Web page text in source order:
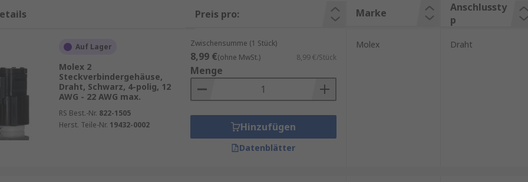
das Lösen der Kontakte und garantiert eine stabile elektrische Verbindung.
lassen sich die Kontakte schnell und präzise verarbeiten.
für unterschiedliche Kabelquerschnitte und Anwendungen.
und Umwelteinflüssen wie Staub oder Feuchtigkeit.
Preis pro: Marke
Anschlussty
p
Auf Lager
Molex 2
Steckverbindergehäuse,
Draht, Schwarz, 4-polig, 12
AWG - 22 AWG max.
RS Best.-Nr. 822-1505
Herst. Teile-Nr. 19432-0002
Zwischensumme (1 Stück)
8,99 €(ohne MwSt.) 8,99 €/Stück
Menge
Hinzufügen
Datenblätter
Molex Draht